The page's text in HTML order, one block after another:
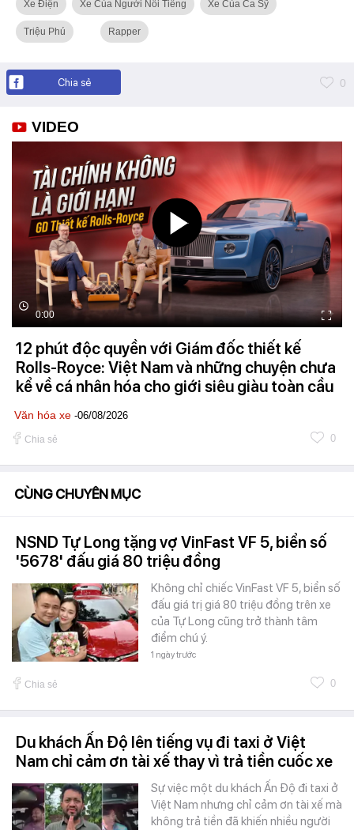
Xe Điện Xe Của Người Nổi Tiếng Xe Của Ca Sỹ
Triệu Phú Rapper
Chia sẻ 0
VIDEO
0:00
12 phút độc quyền với Giám đốc thiết kế
Rolls-Royce: Việt Nam và những chuyện chưa
kể về cá nhân hóa cho giới siêu giàu toàn cầu
Văn hóa xe -06/08/2026
Chia sẻ 0
CÙNG CHUYÊN MỤC
NSND Tự Long tặng vợ VinFast VF 5, biển số
'5678' đấu giá 80 triệu đồng
Không chỉ chiếc VinFast VF 5, biển số
đấu giá trị giá 80 triệu đồng trên xe
của Tự Long cũng trở thành tâm
điểm chú ý.
1 ngày trước
Chia sẻ 0
Du khách Ấn Độ lên tiếng vụ đi taxi ở Việt
Nam chỉ cảm ơn tài xế thay vì trả tiền cuốc xe
Sự việc một du khách Ấn Độ đi taxi ở
Việt Nam nhưng chỉ cảm ơn tài xế mà
không trả tiền đã khiến nhiều người